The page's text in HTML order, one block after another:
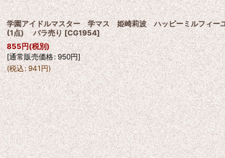
学園アイドルマスター 学マス 姫崎莉波 ハッピーミルフィー
(1点) バラ売り [CG1954]
855円(税別)
[通常販売価格: 950円]
(税込: 941円)